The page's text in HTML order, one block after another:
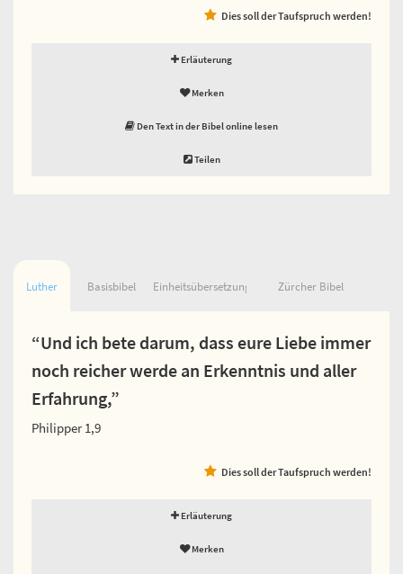
Dies soll der Taufspruch werden!
Erläuterung
Merken
Den Text in der Bibel online lesen
Teilen
Luther Basisbibel Einheitsübersetzung Zürcher Bibel
“Und ich bete darum, dass eure Liebe immer
noch reicher werde an Erkenntnis und aller
Erfahrung,”
Philipper 1,9
Dies soll der Taufspruch werden!
Erläuterung
Merken